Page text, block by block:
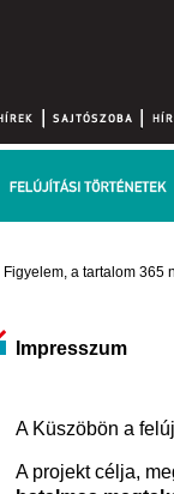
Figyelem, a tartalom 365
Impresszum
A Küszöbön a
A projekt célja,